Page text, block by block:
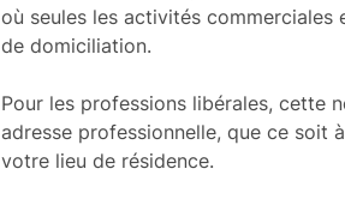
où seules les activités
de domiciliation.
Pour les professions libérales, cette
adresse professionnelle, que ce soit
votre lieu de résidence.